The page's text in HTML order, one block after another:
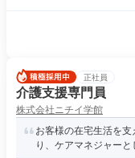
正社員
介護支援専門員
株式会社ニチイ学館
お客様の在宅生活を
り、ケアマネジャーと